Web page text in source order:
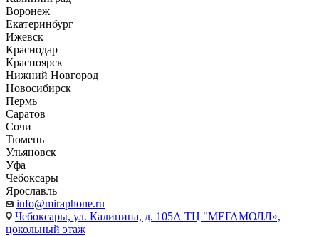
Воронеж
Екатеринбург
Ижевск
Краснодар
Красноярск
Нижний Новгород
Новосибирск
Пермь
Саратов
Сочи
Тюмень
Ульяновск
Уфа
Чебоксары
Ярославль
info@miraphone.ru
Чебоксары, ул. Калинина, д. 105А ТЦ "МЕГАМОЛЛ»,
цокольный этаж